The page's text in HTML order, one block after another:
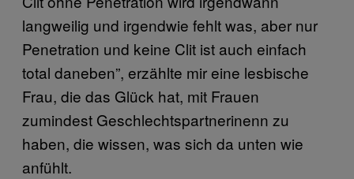
langweilig und irgendwie fehlt was, aber nur
Penetration und keine Clit ist auch einfach
total daneben”, erzählte mir eine lesbische
Frau, die das Glück hat, mit Frauen
zumindest Geschlechtspartnerinenn zu
haben, die wissen, was sich da unten wie
anfühlt.